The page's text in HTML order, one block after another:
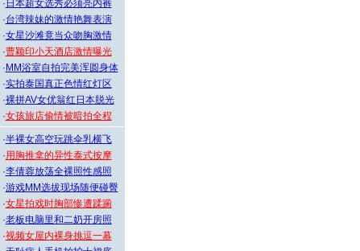
· 日本超女选秀必须亮内裤
·台湾辣妹的激情艳舞表演
·女星沙滩竟当众吻胸激情
·曹颖印小天酒店激情曝光
· MM浴室自拍完美浑圆身体
·实拍泰国真正色情红灯区
·裸拼AV女优翁红日本脱光
·女孩旅店偷情被暗拍全程
·半裸女高空玩跳伞乳横飞
·用胸推拿的异性泰式按摩
·李倩蓉放荡全裸照性感照
·游戏MM选拔现场随便碰臀
·女星拍戏时胸部惨遭蹂躏
·老板电脑里和二奶开房照
·视频女屋内裸身挑逗一幕